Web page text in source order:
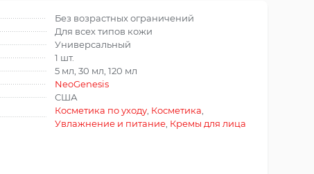
Без возрастных ограничений
Для всех типов кожи
Универсальный
1 шт.
5 мл, 30 мл, 120 мл
NeoGenesis
США
Косметика по уходу Косметика
Увлажнение и питание Кремы для лица